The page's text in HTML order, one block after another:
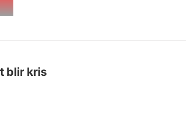
blir kris